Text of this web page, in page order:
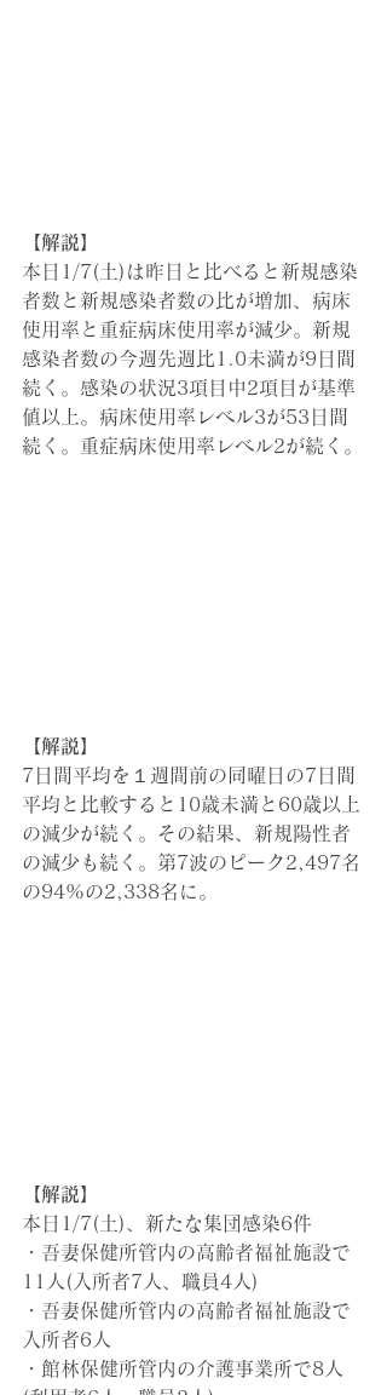
【解説】
本日1/7(土)は昨日と比べると新規感染
者数と新規感染者数の比が増加、病床
使用率と重症病床使用率が減少。新規
感染者数の今週先週比1.0未満が9日間
続く。感染の状況3項目中2項目が基準
値以上。病床使用率レベル3が53日間
続く。重症病床使用率レベル2が続く。
【解説】
7日間平均を１週間前の同曜日の7日間
平均と比較すると10歳未満と60歳以上
の減少が続く。その結果、新規陽性者
の減少も続く。第7波のピーク2,497名
の94%の2,338名に。
【解説】
本日1/7(土)
、新たな集団感染6件
・吾妻保健所管内の高齢者福祉施設で
11人(入所者7人、職員4人)
・吾妻保健所管内の高齢者福祉施設で
入所者6人
・館林保健所管内の介護事業所で8人